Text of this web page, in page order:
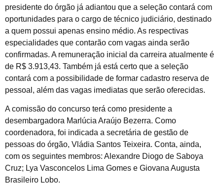
presidente do órgão já adiantou que a seleção contará com
oportunidades para o cargo de técnico judiciário, destinado
a quem possui apenas ensino médio. As respectivas
especialidades que contarão com vagas ainda serão
confirmadas. A remuneração inicial da carreira atualmente é
de R$ 3.913,43. Também já está certo que a seleção
contará com a possibilidade de formar cadastro reserva de
pessoal, além das vagas imediatas que serão oferecidas.
A comissão do concurso terá como presidente a
desembargadora Marlúcia Araújo Bezerra. Como
coordenadora, foi indicada a secretária de gestão de
pessoas do órgão, Vládia Santos Teixeira. Conta, ainda,
com os seguintes membros: Alexandre Diogo de Saboya
Cruz; Lya Vasconcelos Lima Gomes e Giovana Augusta
Brasileiro Lobo.